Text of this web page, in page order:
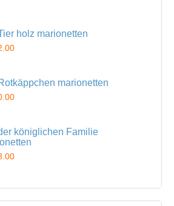
holz marionetten
marionetten
königlichen Familie